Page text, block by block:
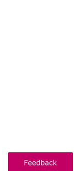
Rechtspraak.nl
- U verlaat